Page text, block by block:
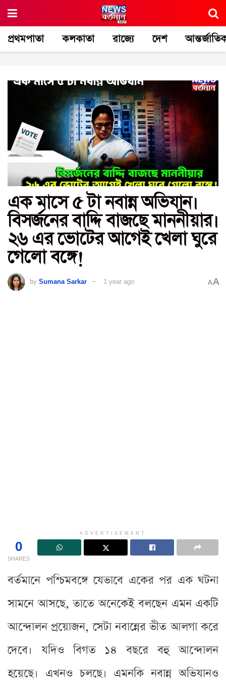
প্রথমপাতা কলকাতা রাজ্যে দেশ
এক মাসে ৫ টা নবান্ন অভিযান।
বিসর্জনের বাদ্দি বাজছে মাননীয়ার।
২৬ এর ভোটের আগেই খেলা ঘুরে
গেলো বঙ্গে!
by Sumana Sarkar 1 year ago AA
ADVERTISEMENT
0
SHARES
বর্তমানে পশ্চিমবঙ্গে যেভাবে একের পর এক ঘটনা
সামনে আসছে, তাতে অনেকেই বলছেন এমন একটি
আন্দোলন প্রয়োজন, সেটা নবান্নের ভীত আলগা করে
দেবে। যদিও বিগত ১৪ বছরে বহু আন্দোলন
হয়েছে। এখনও চলছে। এমনকি নবান্ন অভিযানও